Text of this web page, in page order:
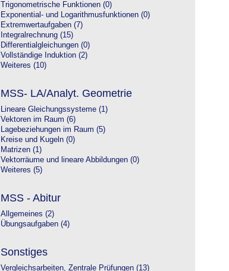
Trigonometrische Funktionen (0)
Exponential- und Logarithmusfunktionen (0)
Extremwertaufgaben (7)
Integralrechnung (15)
Differentialgleichungen (0)
Vollständige Induktion (2)
Weiteres (10)
MSS- LA/Analyt. Geometrie
Lineare Gleichungssysteme (1)
Vektoren im Raum (6)
Lagebeziehungen im Raum (5)
Kreise und Kugeln (0)
Matrizen (1)
Vektorräume und lineare Abbildungen (0)
Weiteres (5)
MSS - Abitur
Allgemeines (2)
Übungsaufgaben (4)
Sonstiges
Vergleichsarbeiten, Zentrale Prüfungen (13)